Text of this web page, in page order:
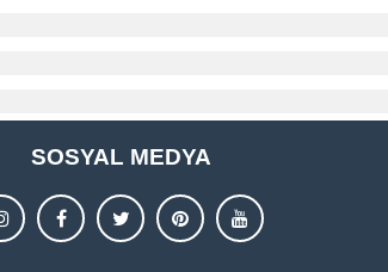
SOSYAL MEDYA